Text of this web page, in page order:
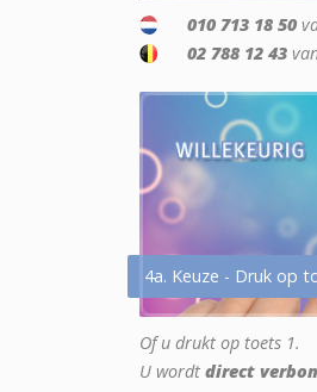
010 713 18 50
02 788 12 43
4a. Keuze - Druk op
Of u drukt op toets 1.
U wordt direct